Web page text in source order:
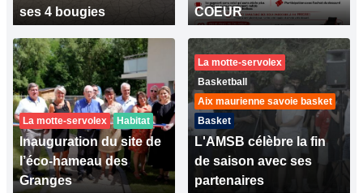
ses 4 bougies
COEUR
La motte-servolex Habitat
Inauguration du site de
l’éco-hameau des
Granges
La motte-servolex
Basketball
Aix maurienne savoie basket
Basket
L'AMSB célèbre la fin
de saison avec ses
partenaires